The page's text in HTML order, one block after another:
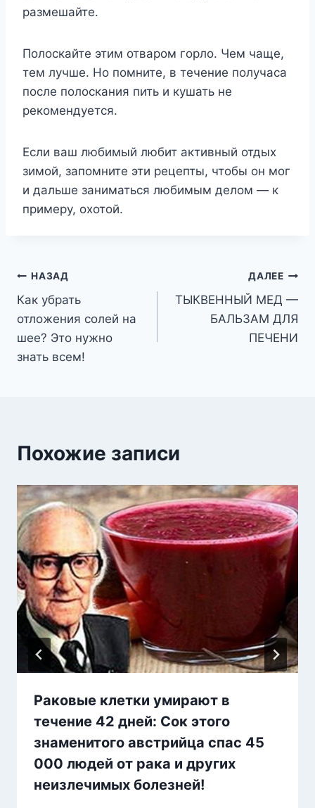
размешайте.
Полоскайте этим отваром горло. Чем чаще,
тем лучше. Но помните, в течение получаса
после полоскания пить и кушать не
рекомендуется.
Если ваш любимый любит активный отдых
зимой, запомните эти рецепты, чтобы он мог
и дальше заниматься любимым делом — к
примеру, охотой.
Навигация
по
записям
НАЗАД
Как убрать
отложения солей на
шее? Это нужно
знать всем!
ДАЛЕЕ
ТЫКВЕННЫЙ МЕД —
БАЛЬЗАМ ДЛЯ
ПЕЧЕНИ
Похожие записи
Раковые клетки умирают в
течение 42 дней: Сок этого
знаменитого австрийца спас 45
000 людей от рака и других
неизлечимых болезней!